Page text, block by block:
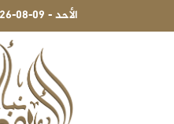
2026-08-09 - الأحد
باب الاعتماد للصحفيين لانتخابات غرف